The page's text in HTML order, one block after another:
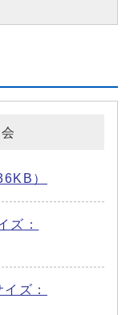
）
ズ：
ズ：